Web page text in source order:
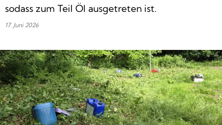
sodass zum Teil Öl ausgetreten ist.
17. Juni 2026